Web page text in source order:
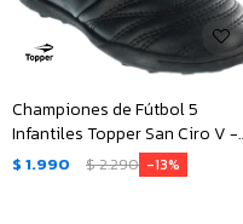
Championes de Fútbol 5
Infantiles Topper San Ciro V -
Negro
$ 1.990 $2.290 13